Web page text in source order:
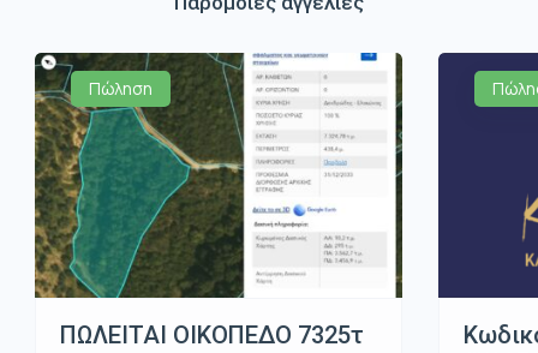
Πώληση
ΠΩΛΕΙΤΑΙ ΟΙΚΟΠΕΔΟ 7325τ